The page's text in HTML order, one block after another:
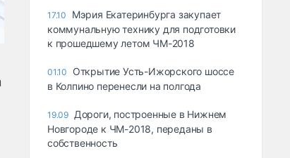
17.10
Мэрия Екатеринбурга закупает
коммунальную технику для подготовки
к прошедшему летом ЧМ-2018
01.10
Открытие Усть-Ижорского шоссе
в Колпино перенесли на полгода
19.09 Дороги, построенные в Нижнем
Новгороде к ЧМ-2018, переданы в
собственность